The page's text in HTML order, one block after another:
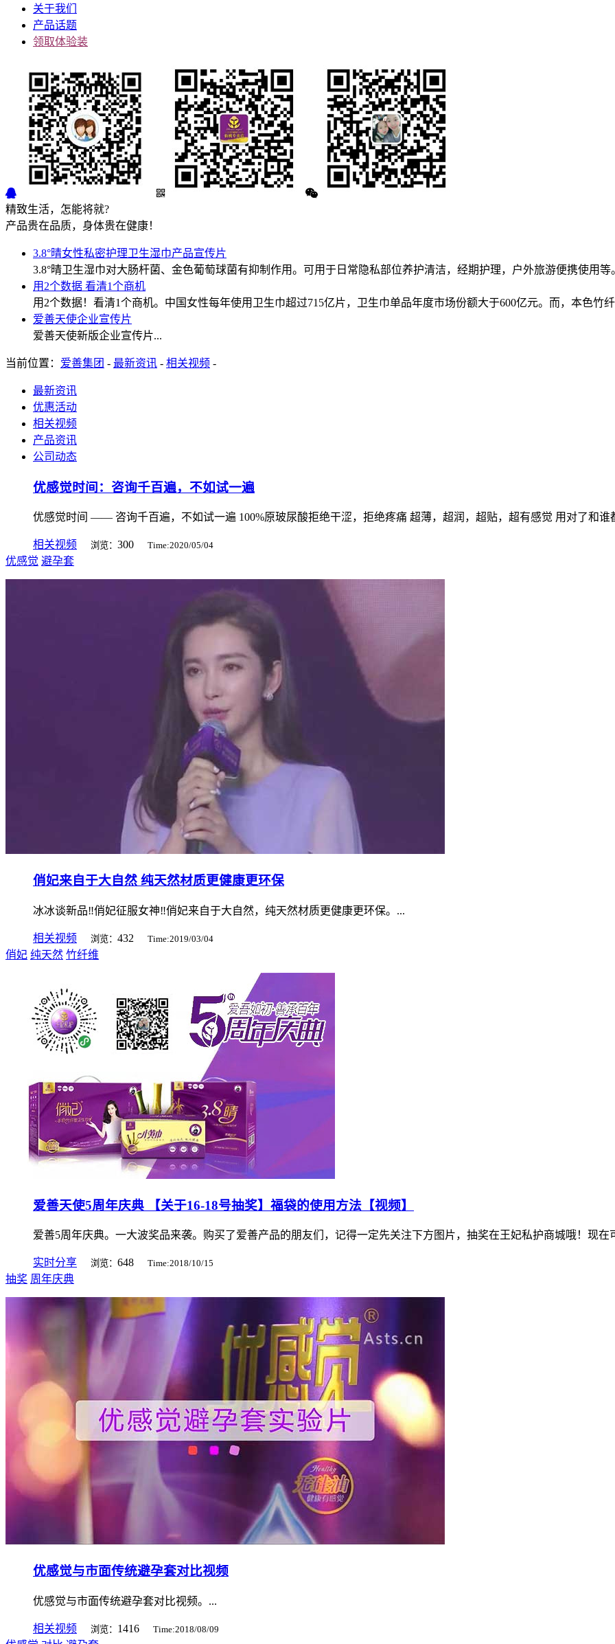
关于我们
产品话题
领取体验装
精致生活，怎能将就?
产品贵在品质，身体贵在健康！
3.8°晴女性私密护理卫生湿巾产品宣传片
3.8°晴卫生湿巾对大肠杆菌、金色葡萄球菌有抑制作用。可用于日常隐私部位养护清洁，经期护理，户外旅游便携使用等
用2个数据 看清1个商机
用2个数据！看清1个商机。中国女性每年使用卫生巾超过715亿片，卫生巾单品年度市场份额大于600亿元。而，本色竹
爱善天使企业宣传片
爱善天使新版企业宣传片...
当前位置： 爱善集团 - 最新资讯 - 相关视频 -
最新资讯
优惠活动
相关视频
产品资讯
公司动态
优感觉时间：咨询千百遍，不如试一遍
优感觉时间 —— 咨询千百遍，不如试一遍 100%原玻尿酸拒绝干涩，拒绝疼痛 超薄，超润，超贴，超有感觉 用对了和谁
相关视频 浏览： 300 Time:2020/05/04
优感觉 避孕套
俏妃来自于大自然 纯天然材质更健康更环保
冰冰谈新品‼️俏妃征服女神‼️俏妃来自于大自然，纯天然材质更健康更环保。...
相关视频 浏览： 432 Time:2019/03/04
俏妃 纯天然 竹纤维
爱善天使5周年庆典 【关于16-18号抽奖】福袋的使用方法【视频】
爱善5周年庆典。一大波奖品来袭。购买了爱善产品的朋友们，记得一定先关注下方图片，抽奖在王妃私护商城哦！现
实时分享 浏览： 648 Time:2018/10/15
抽奖 周年庆典
优感觉与市面传统避孕套对比视频
优感觉与市面传统避孕套对比视频。...
相关视频 浏览： 1416 Time:2018/08/09